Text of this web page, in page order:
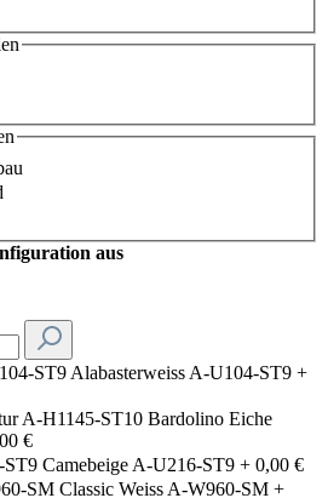
aus
Alabasterweiss A-U104-ST9 +
Bardolino Eiche
€
Camebeige A-U216-ST9 + 0,00 €
Classic Weiss A-W960-SM +